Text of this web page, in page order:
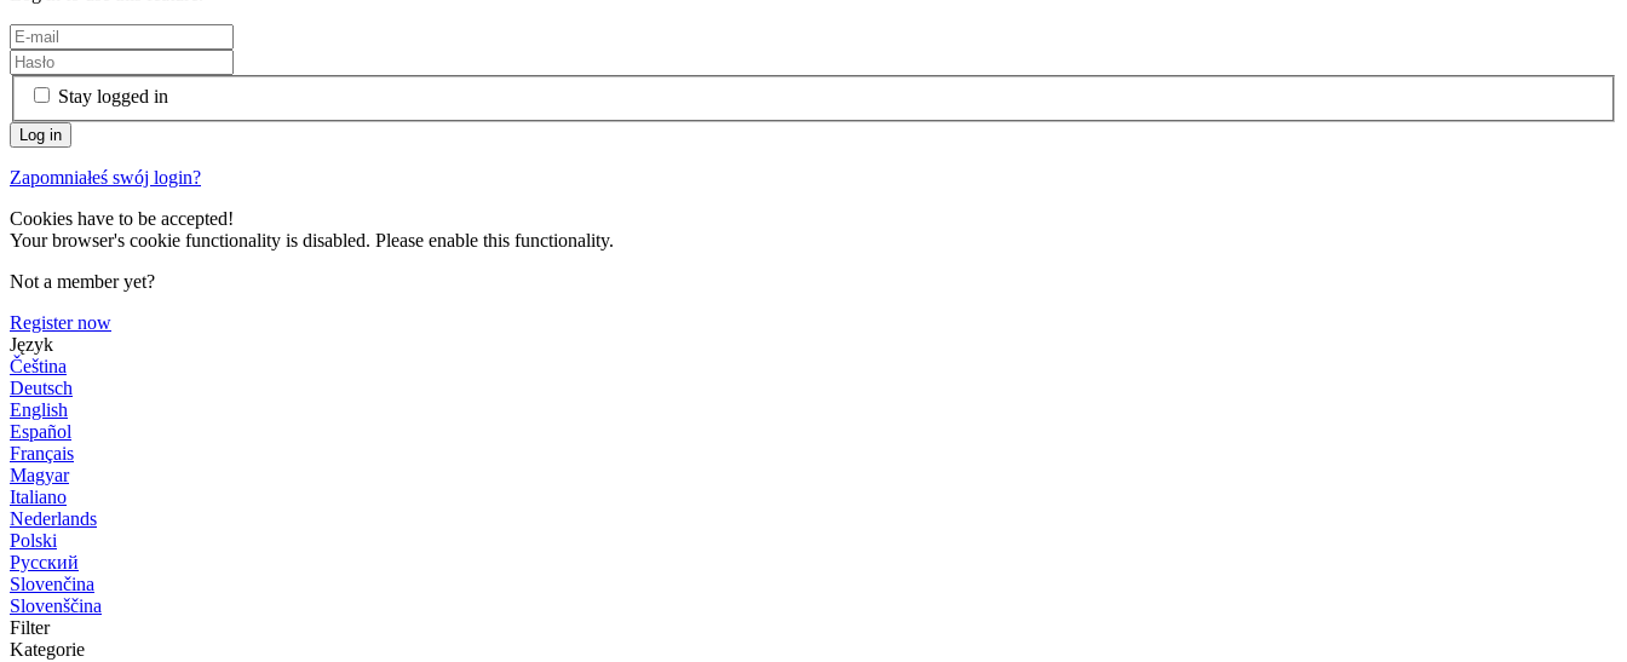
Stay logged in
Zapomniałeś swój login?
Cookies have to be accepted!
Your browser's cookie functionality is disabled. Please enable this functionality.
Not a member yet?
Register now
Język
Čeština
Deutsch
English
Español
Français
Magyar
Italiano
Nederlands
Polski
Русский
Slovenčina
Slovenščina
Filter
Kategorie